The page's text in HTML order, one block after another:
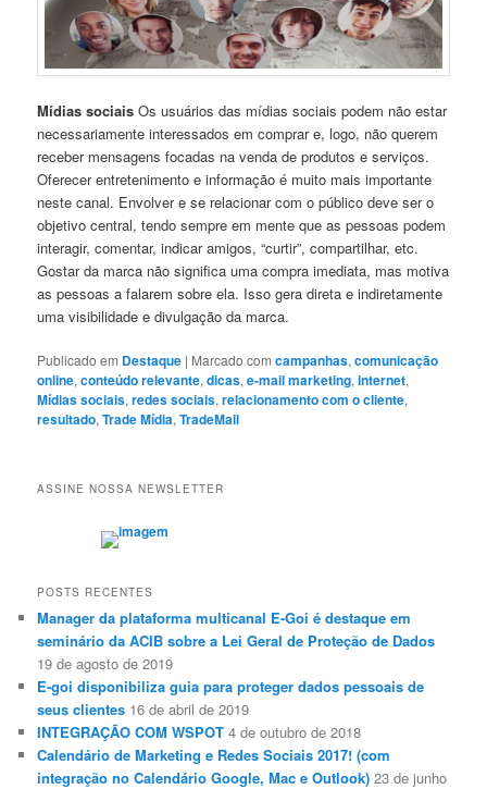
Mídias sociais Os usuários das mídias sociais podem não estar
necessariamente interessados em comprar e, logo, não querem
receber mensagens focadas na venda de produtos e serviços.
Oferecer entretenimento e informação é muito mais importante
neste canal. Envolver e se relacionar com o público deve ser o
objetivo central, tendo sempre em mente que as pessoas podem
interagir, comentar, indicar amigos, “curtir”, compartilhar, etc.
Gostar da marca não significa uma compra imediata, mas motiva
as pessoas a falarem sobre ela. Isso gera direta e indiretamente
uma visibilidade e divulgação da marca.
Publicado em Destaque | Marcado com campanhas,comunicação
online,conteúdo relevante,dicas,e-mail marketing,internet,
Mídias sociais,redes sociais,relacionamento com o cliente,
resultado,Trade Mídia,TradeMail
ASSINE NOSSA NEWSLETTER
POSTS RECENTES
Manager da plataforma multicanal E-Goi é destaque em
seminário da ACIB sobre a Lei Geral de Proteção de Dados
19 de agosto de 2019
E-goi disponibiliza guia para proteger dados pessoais de
seus clientes 16 de abril de 2019
INTEGRAÇÃO COM WSPOT 4 de outubro de 2018
Calendário de Marketing e Redes Sociais 2017! (com
integração no Calendário Google, Mac e Outlook) 23 de junho